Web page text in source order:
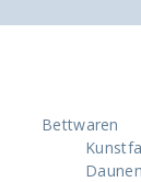
Bettwaren